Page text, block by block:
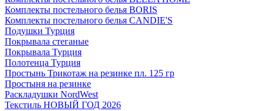
Комплекты постельного белья BORIS
Комплекты постельного белья CANDIE'S
Подушки Турция
Покрывала стеганые
Покрывала Турция
Полотенца Турция
Простынь Трикотаж на резинке пл. 125 гр
Простыня на резинке
Раскладушки NordWest
Текстиль НОВЫЙ ГОД 2026